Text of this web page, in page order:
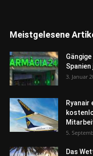
Meistgelesene
3. Januar
5.
Das